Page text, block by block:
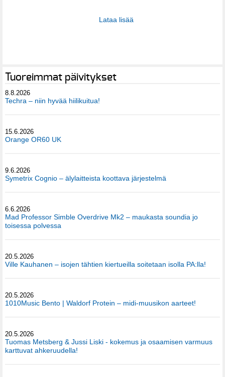
Lataa lisää
Tuoreimmat päivitykset
8.8.2026
Techra – niin hyvää hiilikuitua!
15.6.2026
Orange OR60 UK
9.6.2026
Symetrix Cognio – älylaitteista koottava järjestelmä
6.6.2026
Mad Professor Simble Overdrive Mk2 – maukasta soundia jo
toisessa polvessa
20.5.2026
Ville Kauhanen – isojen tähtien kiertueilla soitetaan isolla PA:lla!
20.5.2026
1010Music Bento | Waldorf Protein – midi-muusikon aarteet!
20.5.2026
Tuomas Metsberg & Jussi Liski - kokemus ja osaamisen varmuus
karttuvat ahkeruudella!